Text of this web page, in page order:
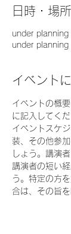
日時・場所
under planning
under planning
イベント
イベントの概
に記入してくだ
イベントスケ
装、その他参
しょう。講演
講演者の短い
う。特定の方
合は、その旨